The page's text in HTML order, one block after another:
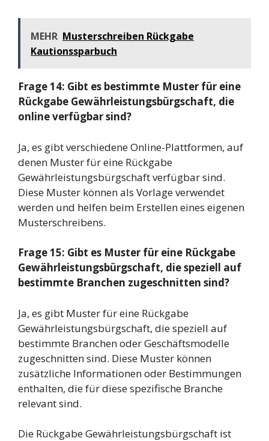
MEHR Musterschreiben Rückgabe
Kautionssparbuch
Frage 14: Gibt es bestimmte Muster für eine
Rückgabe Gewährleistungsbürgschaft, die
online verfügbar sind?
Ja, es gibt verschiedene Online-Plattformen, auf
denen Muster für eine Rückgabe
Gewährleistungsbürgschaft verfügbar sind.
Diese Muster können als Vorlage verwendet
werden und helfen beim Erstellen eines eigenen
Musterschreibens.
Frage 15: Gibt es Muster für eine Rückgabe
Gewährleistungsbürgschaft, die speziell auf
bestimmte Branchen zugeschnitten sind?
Ja, es gibt Muster für eine Rückgabe
Gewährleistungsbürgschaft, die speziell auf
bestimmte Branchen oder Geschäftsmodelle
zugeschnitten sind. Diese Muster können
zusätzliche Informationen oder Bestimmungen
enthalten, die für diese spezifische Branche
relevant sind.
Die Rückgabe Gewährleistungsbürgschaft ist